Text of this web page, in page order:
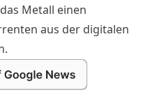
Metall einen
aus der digitalen
.